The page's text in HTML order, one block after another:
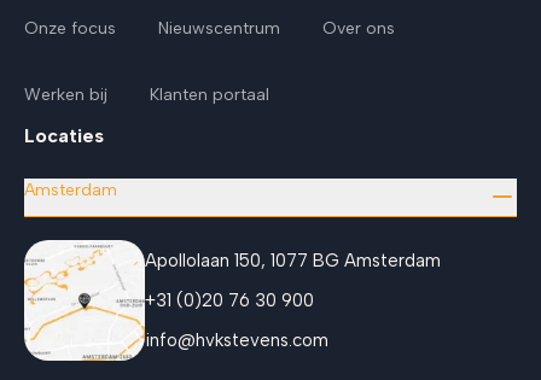
Onze focus Nieuwscentrum Over ons
Werken bij Klanten portaal
Locaties
Amsterdam
Apollolaan 150, 1077 BG Amsterdam
+31 (0)20 76 30 900
info@hvkstevens.com